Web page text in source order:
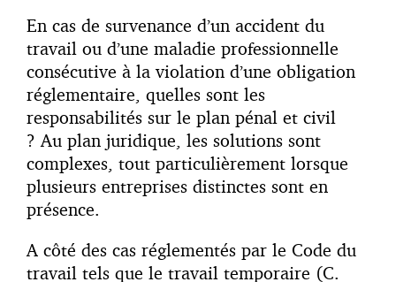
En cas de survenance d’un accident du
travail ou d’une maladie professionnelle
consécutive à la violation d’une obligation
réglementaire, quelles sont les
responsabilités sur le plan pénal et civil
? Au plan juridique, les solutions sont
complexes, tout particulièrement lorsque
plusieurs entreprises distinctes sont en
présence.
A côté des cas réglementés par le Code du
travail tels que le travail temporaire (C.